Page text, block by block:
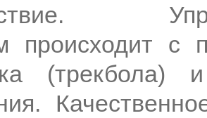
происходит с
(трекбола)